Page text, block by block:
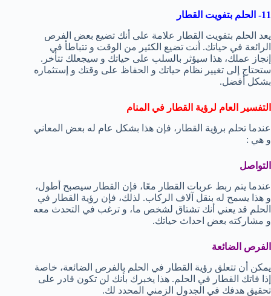
11- الحلم بتفويت القطار
يعد الحلم بتفويت القطار علامة على أنك تضيع بعض الفرص
الرائعة في حياتك. أنت تضيع الكثير من الوقت و تتباطأ في
إنجاز عملك، هذا سيؤثر بالسلب على حياتك و سيجعلك تتأخر.
ستحتاج إلى تغيير نظام حياتك و الحفاظ على وقتك و إستثماره
بشكل أفضل.
التفسير العام لرؤية القطار في المنام
عندما تحلم برؤية القطار، فإن هذا بشكل عام له بعض المعاني
و هي :
التواصل
عندما يتم ربط عربات القطار معًا، فإن القطار سيصبح أطول،
و هذا يسمح له بنقل آلاف الركاب. لذلك، فإن رؤية القطار في
الحلم قد يعني أنك تشتاق لشخص ما، و ترغب في التحدث معه
و مشاركته بعض احداث حياتك.
الفرص الضائعة
يمكن أن تتعلق رؤية القطار في الحلم بالفرص الضائعة، خاصة
إذا فاتك القطار في الحلم. هذا يخبرك بأنك لن تكون قادر على
تحقيق هدفك في الجدول الزمني المحدد لك.